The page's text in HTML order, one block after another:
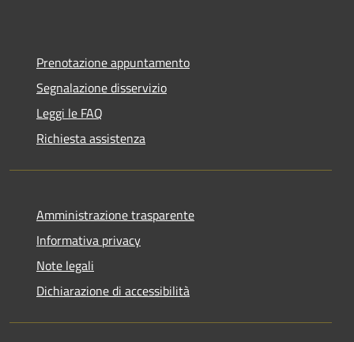
Prenotazione appuntamento
Segnalazione disservizio
Leggi le FAQ
Richiesta assistenza
Amministrazione trasparente
Informativa privacy
Note legali
Dichiarazione di accessibilità